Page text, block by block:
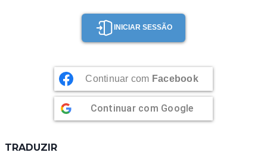
INICIAR SESSÃO
Continuar com Facebook
Continuar com Google
TRADUZIR